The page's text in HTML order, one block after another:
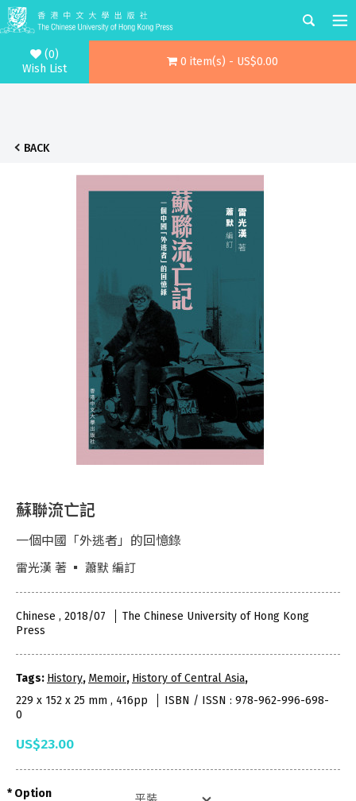
(0)
Wish List
0 item(s) - US$0.00
BACK
蘇聯流亡記
一個中國「外逃者」的回憶錄
雷光漢 著 ▪ 蕭默 編訂
Chinese , 2018/07
The Chinese University of Hong Kong
Press
Tags: History, Memoir, History of Central Asia,
229 x 152 x 25 mm , 416pp
ISBN / ISSN : 978-962-996-698-
0
US$23.00
Option